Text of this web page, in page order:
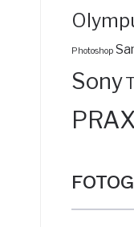
Photoshop
Sony